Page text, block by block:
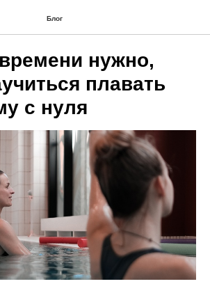
Блог
нужно,
плавать
с нуля